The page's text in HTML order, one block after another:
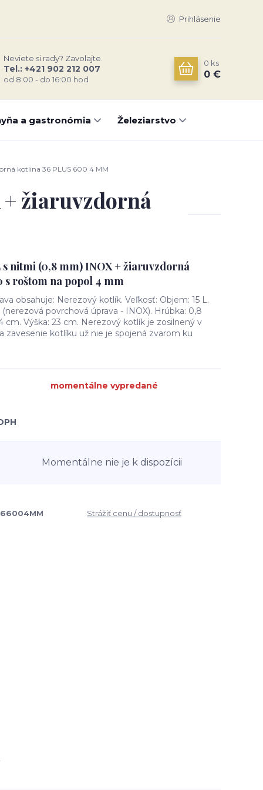
Prihlásenie
Neviete si rady? Zavolajte.
Tel.: +421 902 212 007
od 8:00 - do 16:00 hod
0 ks
0 €
a gastronómia Železiarstvo
kotlina 36 PLUS 600 4 MM
žiaruvzdorná
s nitmi (0,8 mm) INOX + žiaruvzdorná
s roštom na popol 4 mm
obsahuje: Nerezový kotlík. Veľkosť: Objem: 15 L.
povrchová úprava - INOX). Hrúbka: 0,8
cm. Výška: 23 cm. Nerezový kotlík je zosilnený v
zavesenie kotlíku už nie je spojená zvarom ku
momentálne vypredané
Momentálne nie je k dispozícii
Strážiť cenu / dostupnosť